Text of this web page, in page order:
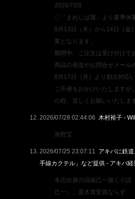
2026/7/28
〇「まめしば屋」より夏季休
8月13日（木）から14日（金
業となります。
期間中、ご注文は受け付けて
商品の発送やお問合せメール
8月17日（月）より順次対応
ご不便をおかけいたしますが
の程、宜しくお願いいたしま
2026/07/28 02:44:06 木村裕子 -
海野宝
2026/07/25 23:07:11 アキバに鉄
手線カクテル」など提供 - アキバ経
本庄出身の塙保己一描く小説
己一」、直木賞受賞ならず